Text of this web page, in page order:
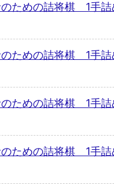
のための詰将棋 1手
のための詰将棋 1手
のための詰将棋 1手
のための詰将棋 1手